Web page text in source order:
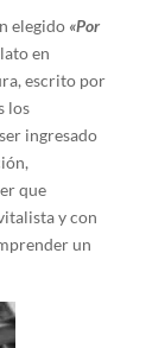
elegido «Por
en
escrito por
los
ingresado
que
y con
un